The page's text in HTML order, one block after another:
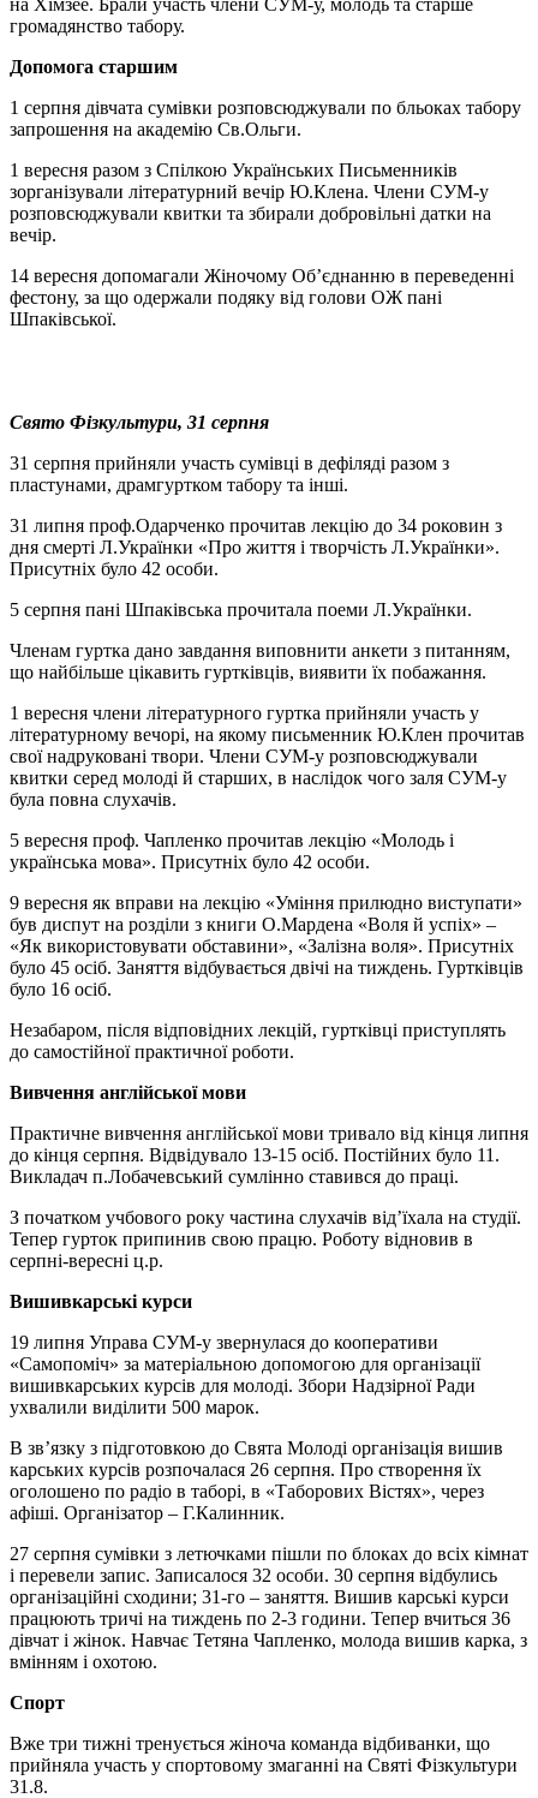
громадянство табору.
Допомога старшим
1 серпня дівчата сумівки розповсюджували по бльоках табору
запрошення на академію Св.Ольги.
1 вересня разом з Спілкою Українських Письменників
зорганізували літературний вечір Ю.Клена. Члени СУМ-у
розповсюджували квитки та збирали добровільні датки на
вечір.
14 вересня допомагали Жіночому Об’єднанню в переведенні
фестону, за що одержали подяку від голови ОЖ пані
Шпаківської.
Свято Фізкультури, 31 серпня
31 серпня прийняли участь сумівці в дефіляді разом з
пластунами, драмгуртком табору та інші.
31 липня проф.Одарченко прочитав лекцію до 34 роковин з
дня смерті Л.Українки «Про життя і творчість Л.Українки».
Присутніх було 42 особи.
5 серпня пані Шпаківська прочитала поеми Л.Українки.
Членам гуртка дано завдання виповнити анкети з питанням,
що найбільше цікавить гуртківців, виявити їх побажання.
1 вересня члени літературного гуртка прийняли участь у
літературному вечорі, на якому письменник Ю.Клен прочитав
свої надруковані твори. Члени СУМ-у розповсюджували
квитки серед молоді й старших, в наслідок чого заля СУМ-у
була повна слухачів.
5 вересня проф. Чапленко прочитав лекцію «Молодь і
українська мова». Присутніх було 42 особи.
9 вересня як вправи на лекцію «Уміння прилюдно виступати»
був диспут на розділи з книги О.Мардена «Воля й успіх» –
«Як використовувати обставини», «Залізна воля». Присутніх
було 45 осіб. Заняття відбувається двічі на тиждень. Гуртківців
було 16 осіб.
Незабаром, після відповідних лекцій, гуртківці приступлять
до самостійної практичної роботи.
Вивчення англійської мови
Практичне вивчення англійської мови тривало від кінця липня
до кінця серпня. Відвідувало 13-15 осіб. Постійних було 11.
Викладач п.Лобачевський сумлінно ставився до праці.
З початком учбового року частина слухачів від’їхала на студії.
Тепер гурток припинив свою працю. Роботу відновив в
серпні-вересні ц.р.
Вишивкарські курси
19 липня Управа СУМ-у звернулася до кооперативи
«Самопоміч» за матеріальною допомогою для організації
вишивкарських курсів для молоді. Збори Надзірної Ради
ухвалили виділити 500 марок.
В зв’язку з підготовкою до Свята Молоді організація вишив
карських курсів розпочалася 26 серпня. Про створення їх
оголошено по радіо в таборі, в «Таборових Вістях», через
афіші. Організатор – Г.Калинник.
27 серпня сумівки з летючками пішли по блоках до всіх кімнат
і перевели запис. Записалося 32 особи. 30 серпня відбулись
організаційні сходини; 31-го – заняття. Вишив карські курси
працюють тричі на тиждень по 2-3 години. Тепер вчиться 36
дівчат і жінок. Навчає Тетяна Чапленко, молода вишив карка, з
вмінням і охотою.
Спорт
Вже три тижні тренується жіноча команда відбиванки, що
прийняла участь у спортовому змаганні на Святі Фізкультури
31.8.